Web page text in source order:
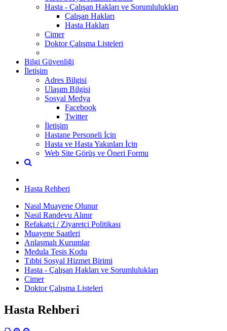
Hasta - Çalışan Hakları ve Sorumlulukları
Çalışan Hakları
Hasta Hakları
Cimer
Doktor Çalışma Listeleri
Bilgi Güvenliği
İletişim
Adres Bilgisi
Ulaşım Bilgisi
Sosyal Medya
Facebook
Twitter
İletişim
Hastane Personeli İçin
Hasta ve Hasta Yakınları İçin
Web Site Görüş ve Öneri Formu
Hasta Rehberi
Nasıl Muayene Olunur
Nasıl Randevu Alınır
Refakatçi / Ziyaretçi Politikası
Muayene Saatleri
Anlaşmalı Kurumlar
Medula Tesis Kodu
Tıbbi Sosyal Hizmet Birimi
Hasta - Çalışan Hakları ve Sorumlulukları
Cimer
Doktor Çalışma Listeleri
Hasta Rehberi